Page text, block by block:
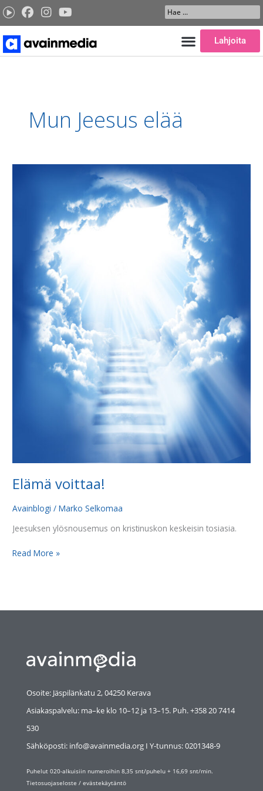
Siirry
sisältöön
Search
...
Lahjoita
Mun Jeesus elää
Elämä voittaa!
Avainblogi /Marko Selkomaa
Jeesuksen ylösnousemus on kristinuskon keskeisin tosiasia.
Read More »
Osoite: Jäspilänkatu 2, 04250 Kerava
Asiakaspalvelu: ma–ke klo 10–12 ja 13–15. Puh. +358 20 7414
530
Sähköposti: info@avainmedia.org I Y-tunnus:0201348-9
Puhelut 020-alkuisiin numeroihin 8,35 snt/puhelu + 16,69 snt/min.
Tietosuojaseloste / evästekäytäntö